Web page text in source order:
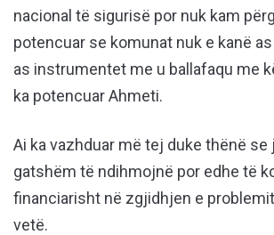
nacional të sigurisë por nuk kam
potencuar se komunat nuk e kanë
as instrumentet me u ballafaqu me
ka potencuar Ahmeti.
Ai ka vazhduar më tej duke thënë se
gatshëm të ndihmojnë por edhe të
financiarisht në zgjidhjen e
vetë.